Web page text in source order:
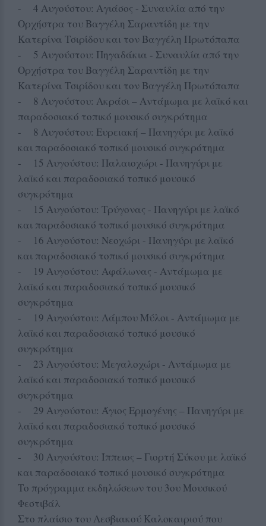
- 4 Αυγούστου: Αγιάσος - Συναυλία από την
Ορχήστρα του Βαγγέλη Σαραντίδη με την
Κατερίνα Τσιρίδου και τον Βαγγέλη Πρωτόπαπα
- 5 Αυγούστου: Πηγαδάκια - Συναυλία από την
Ορχήστρα του Βαγγέλη Σαραντίδη με την
Κατερίνα Τσιρίδου και τον Βαγγέλη Πρωτόπαπα
- 8 Αυγούστου: Ακράσι – Αντάμωμα με λαϊκό και
παραδοσιακό τοπικό μουσικό συγκρότημα
- 8 Αυγούστου: Ευρειακή – Πανηγύρι με λαϊκό
και παραδοσιακό τοπικό μουσικό συγκρότημα
- 15 Αυγούστου: Παλαιοχώρι - Πανηγύρι με
λαϊκό και παραδοσιακό τοπικό μουσικό
συγκρότημα
- 15 Αυγούστου: Τρύγονας - Πανηγύρι με λαϊκό
και παραδοσιακό τοπικό μουσικό συγκρότημα
- 16 Αυγούστου: Νεοχώρι - Πανηγύρι με λαϊκό
και παραδοσιακό τοπικό μουσικό συγκρότημα
- 19 Αυγούστου: Αφάλωνας - Αντάμωμα με
λαϊκό και παραδοσιακό τοπικό μουσικό
συγκρότημα
- 19 Αυγούστου: Λάμπου Μύλοι - Αντάμωμα με
λαϊκό και παραδοσιακό τοπικό μουσικό
συγκρότημα
- 23 Αυγούστου: Μεγαλοχώρι - Αντάμωμα με
λαϊκό και παραδοσιακό τοπικό μουσικό
συγκρότημα
- 29 Αυγούστου: Άγιος Ερμογένης – Πανηγύρι με
λαϊκό και παραδοσιακό τοπικό μουσικό
συγκρότημα
- 30 Αυγούστου: Ίππειος – Γιορτή Σύκου με λαϊκό
και παραδοσιακό τοπικό μουσικό συγκρότημα
Το πρόγραμμα εκδηλώσεων του 3ου Μουσικού
Φεστιβάλ
Στο πλαίσιο του Λεσβιακού Καλοκαιριού που